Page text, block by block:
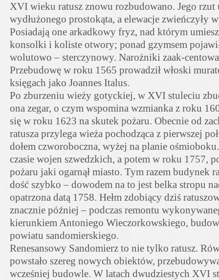
XVI wieku ratusz znowu rozbudowano. Jego rzut
wydłużonego prostokąta, a elewacje zwieńczyły
Posiadają one arkadkowy fryz, nad którym
konsolki i koliste otwory; ponad gzymsem
wolutowo – sterczynowy. Narożniki zaak-
Przebudowę w roku 1565 prowadził włoski
księgach jako Joannes Italus.
Po zburzeniu wieży gotyckiej, w XVI stuleciu
ona zegar, o czym wspomina wzmianka z roku
się w roku 1623 na skutek pożaru. Obecnie od
ratusza przylega wieża pochodząca z pierwszej
dołem czworoboczna, wyżej na planie ośmioboku.
czasie wojen szwedzkich, a potem w roku 1757,
pożaru jaki ogarnął miasto. Tym razem budynek
dość szybko – dowodem na to jest belka stropu
opatrzona datą 1758. Hełm zdobiący dziś
znacznie później – podczas remontu
kierunkiem Antoniego Wieczorkowskiego,
powiatu sandomierskiego.
Renesansowy Sandomierz to nie tylko ratusz.
powstało szereg nowych obiektów,
wcześniej budowle. W latach dwudziestych XVI